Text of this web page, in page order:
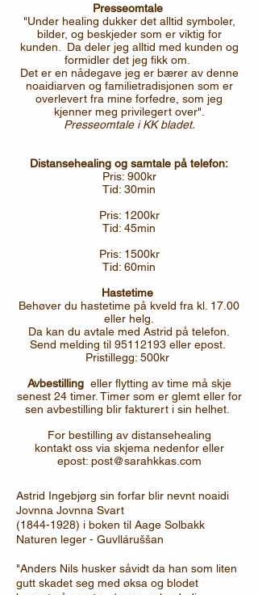
Presseomtale
"Under healing dukker det alltid symboler,
bilder, og beskjeder som er viktig for
kunden. Da deler jeg alltid med kunden og
formidler det jeg fikk om.
Det er en nådegave jeg er bærer av denne
noaidiarven og familietradisjonen som er
overlevert fra mine forfedre, som jeg
kjenner meg privilegert over".
Presseomtale i KK bladet.
Distansehealing og samtale på telefon:
Pris: 900kr
Tid: 30min
Pris: 1200kr
Tid: 45min
Pris: 1500kr
Tid: 60min
Hastetime
Behøver du hastetime på kveld fra kl. 17.00
eller helg.
Da kan du avtale med Astrid på telefon.
Send melding til 95112193 eller epost.
Pristillegg: 500kr
Avbestillingeller flytting av time må skje
senest 24 timer. Timer som er glemt eller for
sen avbestilling blir fakturert i sin helhet.
For bestilling av distansehealing
kontakt oss via skjema nedenfor eller
epost: post@sarahkkas.com
Astrid Ingebjørg sin forfar blir nevnt noaidi
Jovnna Jovnna Svart
(1844-1928) i boken til Aage Solbakk
Naturen leger - Guvlláruššan
"Anders Nils husker såvidt da han som liten
gutt skadet seg med øksa og blodet